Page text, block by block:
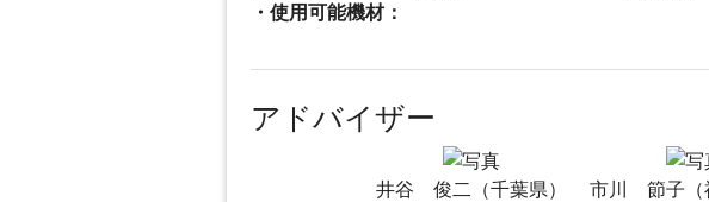
・使用可能機材：
アドバイザー
井谷 俊二（千葉県） 市川 節子（